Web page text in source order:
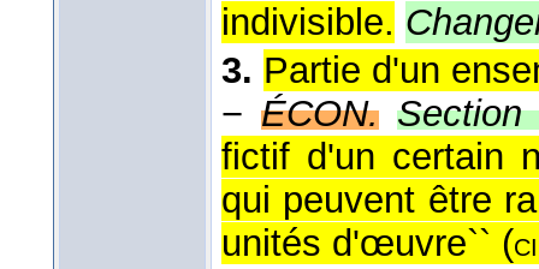
indivisible.
3. Partie d'un
− ÉCON. Section
fictif d'un certain
qui peuvent être
unités d'œuvre`` (